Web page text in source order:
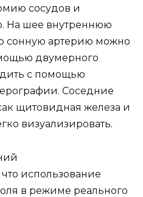
сосудов и
На шее внутреннюю
сонную артерию можно
двумерного
с помощью
Соседние
щитовидная железа и
визуализировать.
использование
в режиме реального